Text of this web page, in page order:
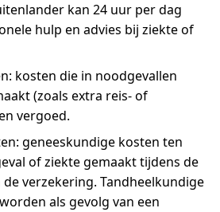
kan 24 uur per dag
hulp en advies bij ziekte of
kosten die in noodgevallen
(zoals extra reis- of
vergoed.
geneeskundige kosten ten
of ziekte gemaakt tijdens de
verzekering. Tandheelkundige
als gevolg van een